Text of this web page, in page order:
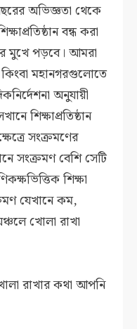
অভিজ্ঞতা থেকে
বন্ধ করা
মুখে পড়বে। আমরা
কিংবা মহানগরগুলোতে
অনুযায়ী
শিক্ষাপ্রতিষ্ঠান
সংক্রমণের
সংক্রমণ বেশি সেটি
শিক্ষা
যেখানে কম,
খোলা রাখা
রাখার কথা আপনি